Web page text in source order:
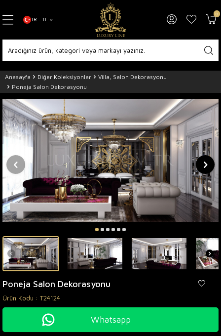
TR − TL
0
Anasayfa Diğer Koleksiyonlar
Villa, Salon Dekorasyonu
Poneja Salon Dekorasyonu
Poneja Salon Dekorasyonu
Ürün Kodu : T24124
Whatsapp